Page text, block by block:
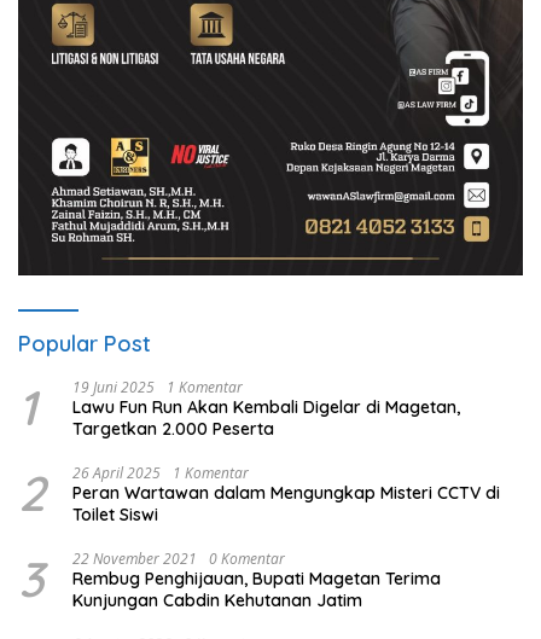
Popular Post
1 19 Juni 2025 1 Komentar
Lawu Fun Run Akan Kembali Digelar di Magetan,
Targetkan 2.000 Peserta
2 26 April 2025 1 Komentar
Peran Wartawan dalam Mengungkap Misteri CCTV di
Toilet Siswi
3 22 November 2021 0 Komentar
Rembug Penghijauan, Bupati Magetan Terima
Kunjungan Cabdin Kehutanan Jatim